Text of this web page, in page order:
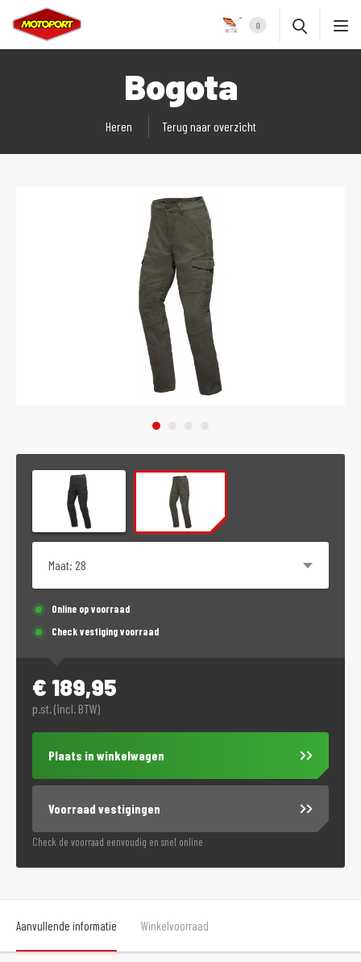
0
Bogota
Heren Terug naar overzicht
Online op voorraad
Check vestiging voorraad
€ 189,95
p.st. (incl. BTW)
Plaats in winkelwagen
Voorraad vestigingen
Check de voorraad eenvoudig en snel online
Aanvullende informatie Winkelvoorraad